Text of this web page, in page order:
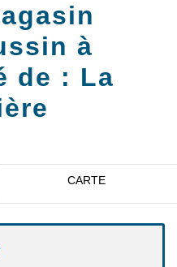
à
de : La
CARTE